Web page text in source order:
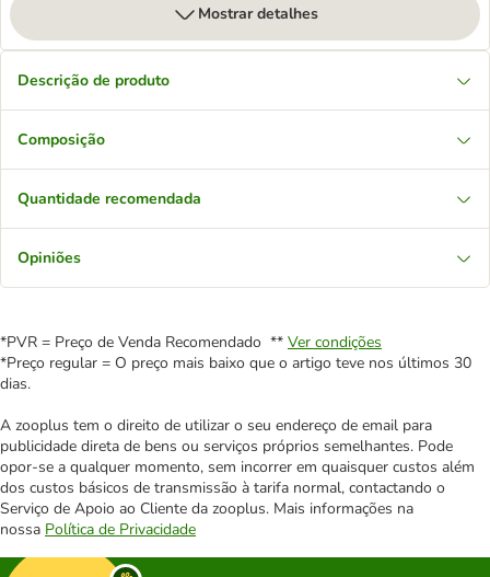
Mostrar detalhes
Descrição de produto
Composição
Quantidade recomendada
Opiniões
*PVR = Preço de Venda Recomendado ** Ver condições
*Preço regular = O preço mais baixo que o artigo teve nos últimos 30
dias.
A zooplus tem o direito de utilizar o seu endereço de email para
publicidade direta de bens ou serviços próprios semelhantes. Pode
opor-se a qualquer momento, sem incorrer em quaisquer custos além
dos custos básicos de transmissão à tarifa normal, contactando o
Serviço de Apoio ao Cliente da zooplus. Mais informações na
nossa Política de Privacidade